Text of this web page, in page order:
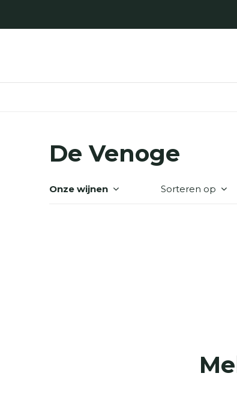
De Venoge
Onze wijnen Sorteren op